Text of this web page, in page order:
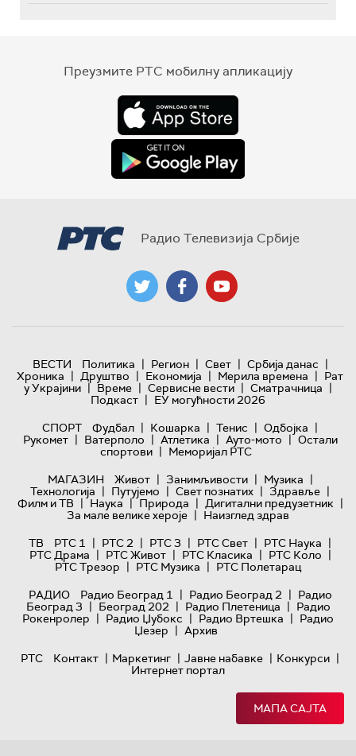
Преузмите РТС мобилну апликацију
Радио Телевизија Србије
ВЕСТИ Политика | Регион | Свет | Србија данас |
Хроника | Друштво | Економија | Мерила времена | Рат
у Украјини | Време | Сервисне вести | Сматрачница |
Подкаст | ЕУ могућности 2026
СПОРТ
Фудбал | Кошарка | Тенис | Одбојка |
Рукомет | Ватерполо | Атлетика | Ауто-мото | Остали
спортови | Меморијал РТС
МАГАЗИН
Живот | Занимљивости | Музика |
Технологијa | Путујемо | Свет познатих | Здравље |
Филм и ТВ | Наука | Природа | Дигитални предузетник |
За мале велике хероје | Наизглед здрав
ТВ
РТС 1 | РТС 2 | РТС 3 | РТС Свет | РТС Наука |
РТС Драма | РТС Живот | РТС Класика | РТС Коло |
РТС Трезор | РТС Музика | РТС Полетарац
РАДИО
Радио Београд 1 | Радио Београд 2 | Радио
Београд 3 | Београд 202 | Радио Плетеница | Радио
Рокенролер | Радио Џубокс | Радио Вртешка | Радио
Џезер | Архив
РТС
Контакт | Маркетинг | Јавне набавке | Конкурси |
Интернет портал
МАПА САЈТА